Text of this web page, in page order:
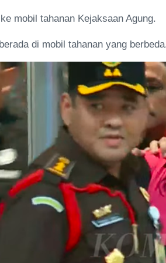
mobil tahanan Kejaksaan Agung.
di mobil tahanan yang